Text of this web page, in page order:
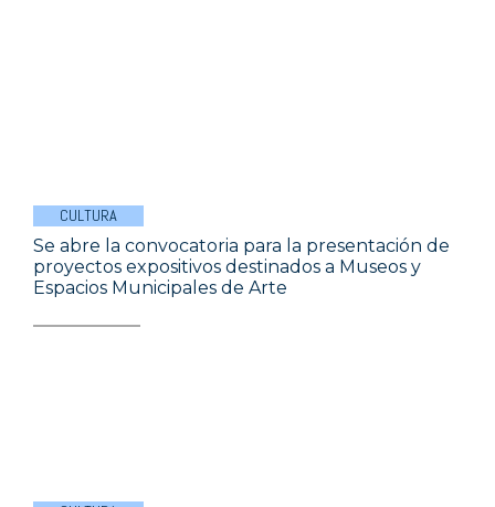
CULTURA
Se abre la convocatoria para la presentación de
proyectos expositivos destinados a Museos y
Espacios Municipales de Arte